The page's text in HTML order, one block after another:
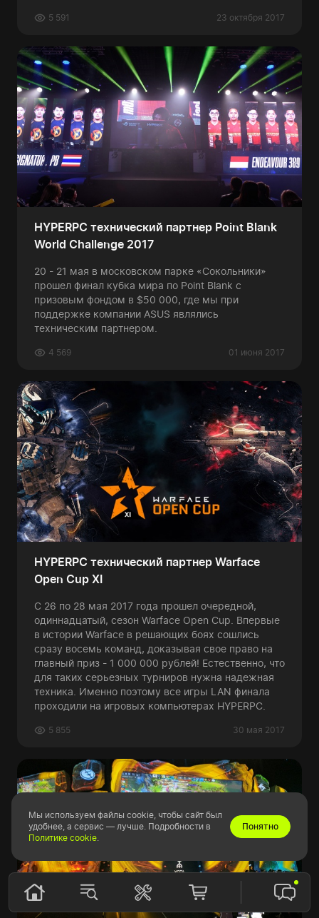
23 октября 2017
5 591
HYPERPC технический партнер Point Blank
World Challenge 2017
20 - 21 мая в московском парке «Сокольники»
прошел финал кубка мира по Point Blank с
призовым фондом в $50 000, где мы при
поддержке компании ASUS являлись
техническим партнером.
01 июня 2017
4 569
HYPERPC технический партнер Warface
Open Cup XI
С 26 по 28 мая 2017 года прошел очередной,
одиннадцатый, сезон Warface Open Cup. Впервые
в истории Warface в решающих боях сошлись
сразу восемь команд, доказывая свое право на
главный приз - 1 000 000 рублей! Естественно, что
для таких серьезных турниров нужна надежная
техника. Именно поэтому все игры LAN финала
проходили на игровых компьютерах HYPERPC.
30 мая 2017
5 855
Мы используем файлы cookie, чтобы сайт был
удобнее, а сервис — лучше. Подробности в
Политике cookie.
Понятно